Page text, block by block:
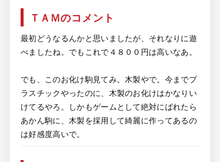
ＴＡＭのコメント
最初どうなるんかと思いましたが、それなりに遊
べましたね。でもこれで４８００円は高いなあ。
でも、このお化け駒見てみ。木製やで。今までプ
ラスチックやったのに、木製のお化けはかなりい
けてるやろ。しかもゲームとして絶対にばれたら
あかん駒に、木製を採用して綺麗に作ってあるの
は好感度高いで。